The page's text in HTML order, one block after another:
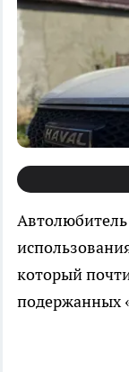
который
подержанных